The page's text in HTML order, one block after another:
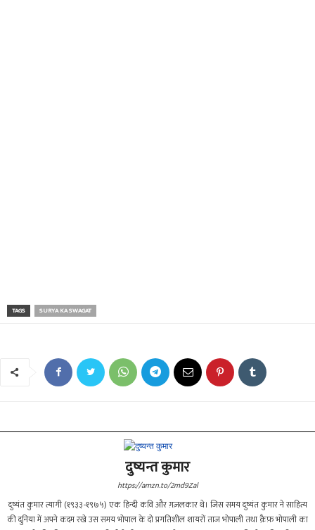
TAGS SURYA KA SWAGAT
दुष्यन्त कुमार
https://amzn.to/2md9Zal
दुष्यंत कुमार त्यागी (१९३३-१९७५) एक हिन्दी कवि और ग़ज़लकार थे। जिस समय दुष्यंत कुमार ने साहित्य
की दुनिया में अपने कदम रखे उस समय भोपाल के दो प्रगतिशील शायरों ताज भोपाली तथा क़ैफ़ भोपाली का